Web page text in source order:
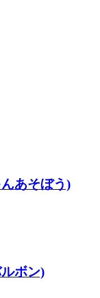
あそぼう)
ボン)